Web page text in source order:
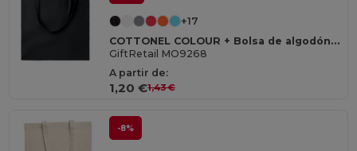
+17
COTTONEL COLOUR + Bolsa de algodón 140 gr / m²
GiftRetail MO9268
A partir de:
1,20 €1,43 €
-8%